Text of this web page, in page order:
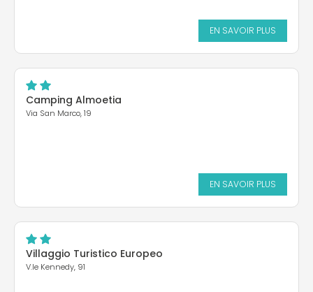
EN SAVOIR PLUS
Camping Almoetia
Via San Marco, 19
EN SAVOIR PLUS
Villaggio Turistico Europeo
V.le Kennedy, 91